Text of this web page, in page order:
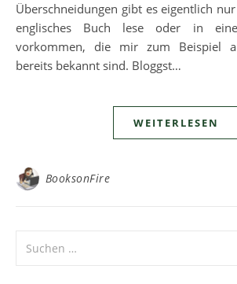
Überschneidungen gibt es eigentlich
englisches Buch lese oder in
vorkommen, die mir zum Beispiel
bereits bekannt sind. Bloggst…
WEITERLESEN
BooksonFire